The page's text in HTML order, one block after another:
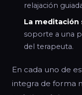
relajación
La meditación
soporte a una
del terapeuta.
En cada uno de
integra de forma